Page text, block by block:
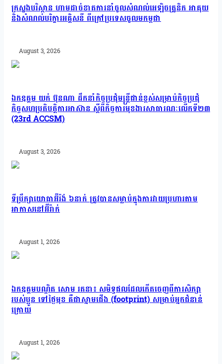
ក្រសួងបរិស្ថាន ហាមដាច់ខាតការនាំចូលសំណល់អេឡិចត្រូនិក អាគុយ
និងសំណល់បរិក្ខារអគ្គិសនី ពីក្រៅប្រទេសចូលមកម្ពុជា
August 3, 2026
ឯកឧត្តម យក់ ប៊ុនណា ដឹកនាំកិច្ចប្រជុំមន្ត្រីជាន់ខ្ពស់សម្រាប់កិច្ចប្រជុំ
កិច្ចសហប្រតិបត្តិការអាស៊ាន ស្តីពីកិច្ចការមុខងារសាធារណៈលើកទី២៣
(23rd ACCSM)
August 3, 2026
ទីប្រឹក្សាយោធាអ៊ីរ៉ង់ ៦នាក់ ត្រូវបានសម្លាប់ក្នុងការវាយប្រហារតាម
អាកាសនៅអ៊ីរ៉ាក់
August 1, 2026
ឯកឧត្តមបណ្ឌិត សោម រតនា៖ សមិទ្ធផលដែលកើតចេញពីការសិក្សា
របស់ប្អូន ទៅថ្ងៃមុខ គឺជាស្នាមជើង (footprint) សម្រាប់អ្នកជំនាន់
ក្រោយ
August 1, 2026